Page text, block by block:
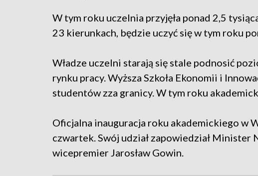
W tym roku uczelnia przyjęła ponad 2,5
23 kierunkach, będzie uczyć się w tym roku
Władze uczelni starają się stale podnosić
rynku pracy. Wyższa Szkoła Ekonomii i
studentów zza granicy. W tym roku
Oficjalna inauguracja roku akademickiego w
czwartek. Swój udział zapowiedział Minister
wicepremier Jarosław Gowin.